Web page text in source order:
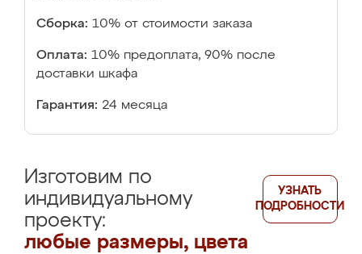
Сборка: 10% от стоимости заказа
Оплата: 10% предоплата, 90% после
доставки шкафа
Гарантия: 24 месяца
Изготовим по
индивидуальному
проекту:
любые размеры, цвета
УЗНАТЬ
ПОДРОБНОСТИ